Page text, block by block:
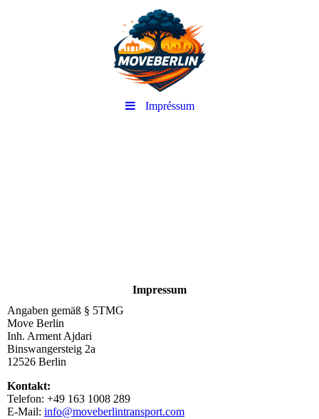
Impréssum
Impressum
Angaben gemäß § 5TMG
Move Berlin
Inh. Arment Ajdari
Binswangersteig 2a
12526 Berlin
Kontakt:
Telefon: +49 163 1008 289
E-Mail: info@moveberlintransport.com